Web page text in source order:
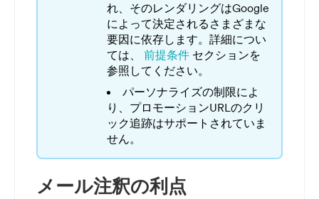
れ、そのレンダリングはGoogle
によって決定されるさまざまな
要因に依存します。詳細につい
ては、 前提条件 セクションを
参照してください。
パーソナライズの制限によ
り、プロモーションURLのクリ
ック追跡はサポートされていま
せん。
メール注釈の利点